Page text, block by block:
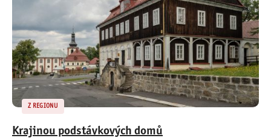
Z REGIONU
Krajinou podstávkových domů